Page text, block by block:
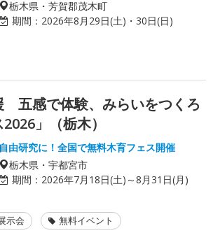
栃木県・芳賀郡茂木町
期間： 2026年8月29日(土)・30日(日)
五感で体験、みらいをつくろ
」（栃木）
自由研究に！全国で無料木育フェス開催
栃木県・宇都宮市
期間： 2026年7月18日(土)～8月31日(月)
示会 無料イベント